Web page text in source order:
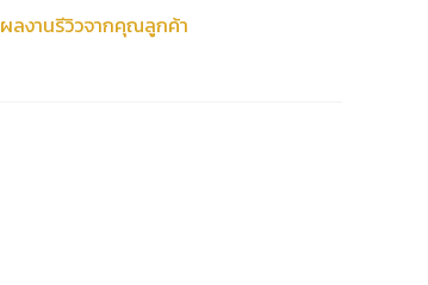
ผลงานรีวิวจากคุณลูกค้า